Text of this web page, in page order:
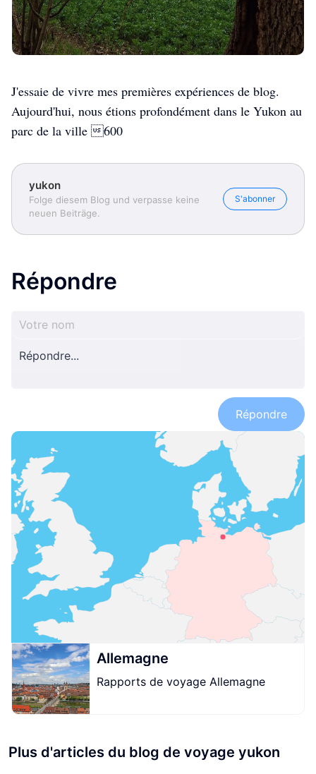
yukon
yukon
J'essaie de vivre mes premières expériences de blog.
Aujourd'hui, nous étions profondément dans le Yukon au
parc de la ville 600
yukon
Folge diesem Blog und verpasse keine
neuen Beiträge.
S'abonner
yukon
Répondre
Répondre
Allemagne
Rapports de voyage Allemagne
Plus d'articles du blog de voyage yukon